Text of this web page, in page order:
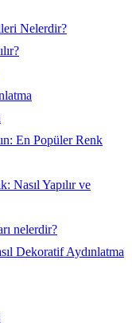
Nelerdir?
En Popüler Renk
Nasıl Yapılır ve
nelerdir?
Dekoratif Aydınlatma